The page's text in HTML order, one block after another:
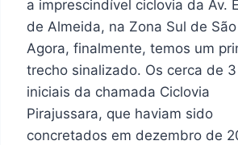
a imprescindível ciclovia da Av.
de Almeida, na Zona Sul de
Agora, finalmente, temos um
trecho sinalizado. Os cerca de
iniciais da chamada Ciclovia
Pirajussara, que haviam sido
concretados em dezembro de